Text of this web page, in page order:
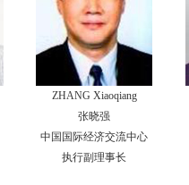
ZHANG Xiaoqiang
张晓强
中国国际经济交流中心
执行副理事长